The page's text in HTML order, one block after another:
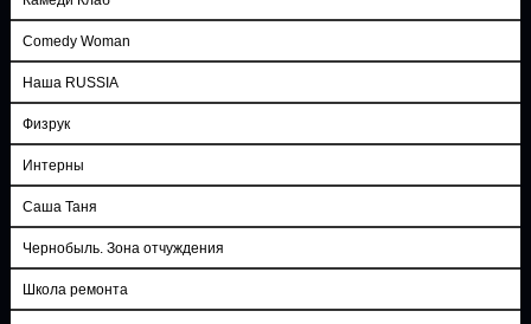
Comedy Woman
Наша RUSSIA
Физрук
Интерны
Саша Таня
Чернобыль. Зона отчуждения
Школа ремонта